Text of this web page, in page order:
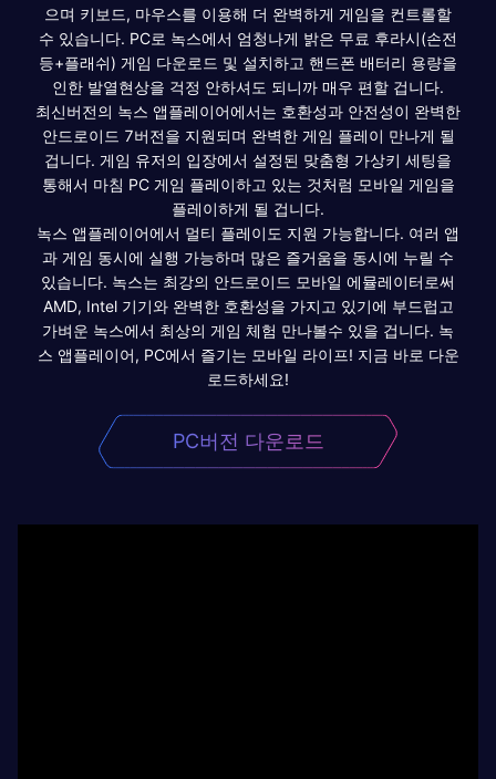
으며 키보드, 마우스를 이용해 더 완벽하게 게임을 컨트롤할
수 있습니다. PC로 녹스에서 엄청나게 밝은 무료 후라시(손전
등+플래쉬) 게임 다운로드 및 설치하고 핸드폰 배터리 용량을
인한 발열현상을 걱정 안하셔도 되니까 매우 편할 겁니다.
최신버전의 녹스 앱플레이어에서는 호환성과 안전성이 완벽한
안드로이드 7버전을 지원되며 완벽한 게임 플레이 만나게 될
겁니다. 게임 유저의 입장에서 설정된 맞춤형 가상키 세팅을
통해서 마침 PC 게임 플레이하고 있는 것처럼 모바일 게임을
플레이하게 될 겁니다.
녹스 앱플레이어에서 멀티 플레이도 지원 가능합니다. 여러 앱
과 게임 동시에 실행 가능하며 많은 즐거움을 동시에 누릴 수
있습니다. 녹스는 최강의 안드로이드 모바일 에뮬레이터로써
AMD, Intel 기기와 완벽한 호환성을 가지고 있기에 부드럽고
가벼운 녹스에서 최상의 게임 체험 만나볼수 있을 겁니다. 녹
스 앱플레이어, PC에서 즐기는 모바일 라이프! 지금 바로 다운
로드하세요!
PC버전 다운로드